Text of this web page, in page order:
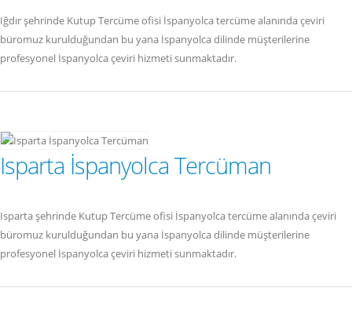
Iğdır şehrinde Kutup Tercüme ofisi İspanyolca tercüme alanında çeviri
büromuz kurulduğundan bu yana İspanyolca dilinde müşterilerine
profesyonel İspanyolca çeviri hizmeti sunmaktadır.
Isparta İspanyolca Tercüman
Isparta şehrinde Kutup Tercüme ofisi İspanyolca tercüme alanında çeviri
büromuz kurulduğundan bu yana İspanyolca dilinde müşterilerine
profesyonel İspanyolca çeviri hizmeti sunmaktadır.